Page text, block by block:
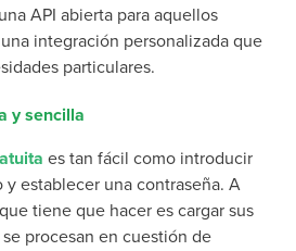
API abierta para aquellos
integración personalizada que
particulares.
y sencilla
es tan fácil como introducir
establecer una contraseña. A
tiene que hacer es cargar sus
procesan en cuestión de